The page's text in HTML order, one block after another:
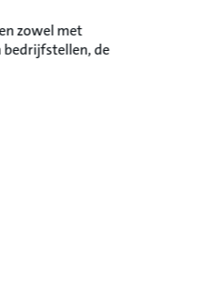
zowel met
bedrijfstellen, de